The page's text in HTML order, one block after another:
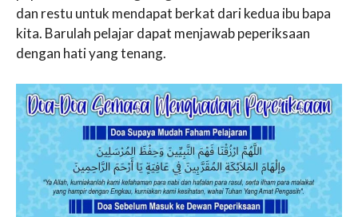
dan restu untuk mendapat berkat dari kedua ibu bapa
kita. Barulah pelajar dapat menjawab peperiksaan
dengan hati yang tenang.